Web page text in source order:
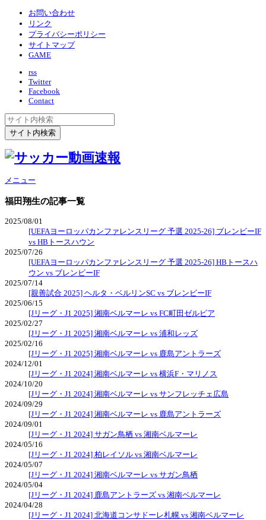
お問い合わせ
リンク
プライバシーポリシー
サイトマップ
GAME
rss
Twitter
Facebook
Contact
メニュー
福田翔生の記事一覧
2025/08/01
[UEFAヨーロッパカンファレンスリーグ 予選 2025-26] ブレンビーIF
vs HBトースハウン
2025/07/26
[UEFAヨーロッパカンファレンスリーグ 予選 2025-26] HBトースハ
ウン vs ブレンビーIF
2025/07/14
[親善試合 2025] ヘルタ・ベルリンSC vs ブレンビーIF
2025/06/15
[Jリーグ・J1 2025] 湘南ベルマーレ vs FC町田ゼルビア
2025/02/27
[Jリーグ・J1 2025] 湘南ベルマーレ vs 浦和レッズ
2025/02/16
[Jリーグ・J1 2025] 湘南ベルマーレ vs 鹿島アントラーズ
2024/12/01
[Jリーグ・J1 2024] 湘南ベルマーレ vs 横浜F・マリノス
2024/10/20
[Jリーグ・J1 2024] 湘南ベルマーレ vs サンフレッチェ広島
2024/09/29
[Jリーグ・J1 2024] 湘南ベルマーレ vs 鹿島アントラーズ
2024/09/01
[Jリーグ・J1 2024] サガン鳥栖 vs 湘南ベルマーレ
2024/05/16
[Jリーグ・J1 2024] 柏レイソル vs 湘南ベルマーレ
2024/05/07
[Jリーグ・J1 2024] 湘南ベルマーレ vs サガン鳥栖
2024/05/04
[Jリーグ・J1 2024] 鹿島アントラーズ vs 湘南ベルマーレ
2024/04/28
[Jリーグ・J1 2024] 北海道コンサドーレ札幌 vs 湘南ベルマーレ